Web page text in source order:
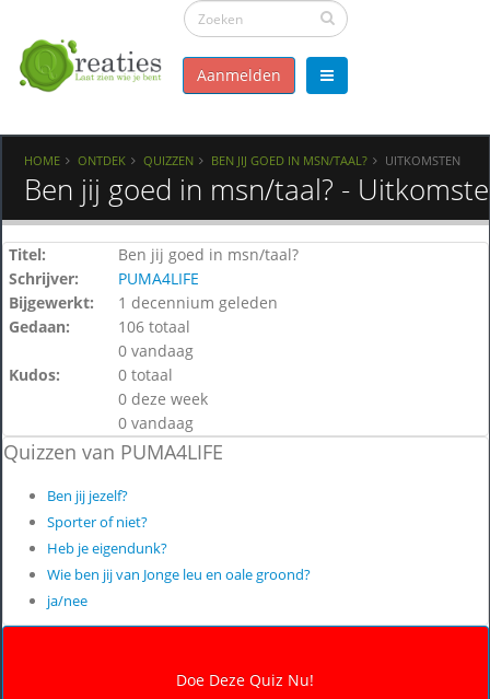
Aanmelden
HOME ONTDEK QUIZZEN BEN JIJ GOED IN MSN/TAAL? UITKOMSTEN
Ben jij goed in msn/taal? -
Titel:
Ben jij goed in msn/taal?
Schrijver:
PUMA4LIFE
Bijgewerkt:
1 decennium geleden
Gedaan:
106 totaal
0 vandaag
Kudos:
0 totaal
0 deze week
0 vandaag
Quizzen van PUMA4LIFE
Ben jij jezelf?
Sporter of niet?
Heb je eigendunk?
Wie ben jij van Jonge leu en oale groond?
ja/nee